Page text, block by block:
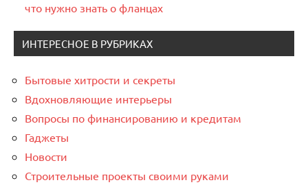
что нужно знать о фланцах
ИНТЕРЕСНОЕ В РУБРИКАХ
Бытовые хитрости и секреты
Вдохновляющие интерьеры
Вопросы по финансированию и кредитам
Гаджеты
Новости
Строительные проекты своими руками